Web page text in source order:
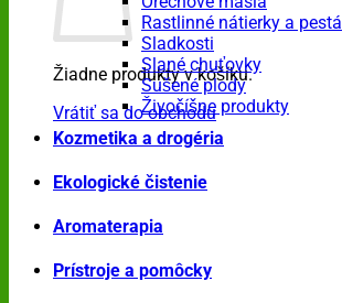
Žiadne produkty v košíku.
Vrátiť sa do obchodu
Rastlinné nátierky a pestá
Sladkosti
Slané chuťovky
Sušené plody
Živočíšne produkty
Kozmetika a drogéria
Ekologické čistenie
Aromaterapia
Prístroje a pomôcky